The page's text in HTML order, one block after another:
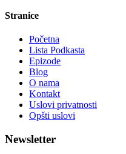
Stranice
Početna
Lista Podkasta
Epizode
Blog
O nama
Kontakt
Uslovi privatnosti
Opšti uslovi
Newsletter